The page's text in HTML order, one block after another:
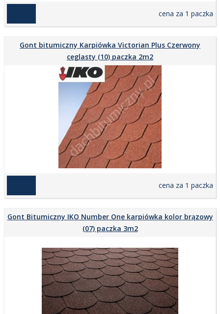
cena za 1 paczka
Gont bitumiczny Karpiówka Victorian Plus Czerwony
ceglasty (10) paczka 2m2
cena za 1 paczka
Gont Bitumiczny IKO Number One karpiówka kolor brązowy
(07) paczka 3m2